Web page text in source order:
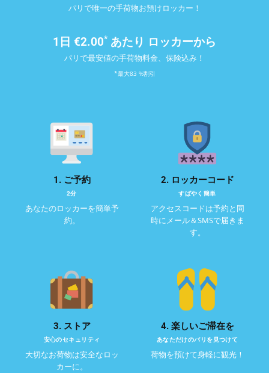
パリで唯一の手荷物お預けロッカー！
1日 €2.00* あたり ロッカーから
パリで最安値の手荷物料金、保険込み！
*最大83 %割引
1. ご予約
2分
あなたのロッカーを簡単予
約。
2. ロッカーコード
すばやく簡単
アクセスコードは予約と同
時にメール＆SMSで届きま
す。
3. ストア
安心のセキュリティ
大切なお荷物は安全なロッ
カーに。
4. 楽しいご滞在を
あなただけのパリを見つけて
荷物を預けて身軽に観光！